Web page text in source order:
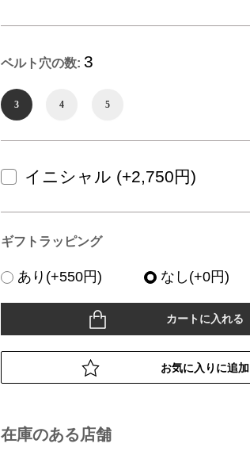
ベルト穴の数: 3
3 4 5
イニシャル (+2,750円)
ギフトラッピング
なし(+0円)
あり(+550円)
カートに入れる
お気に入りに追加
在庫のある店舗